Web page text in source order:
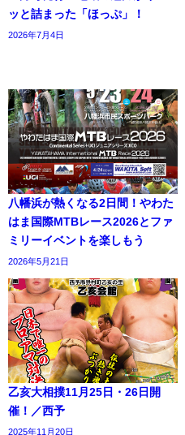
ッと詰まった「ほっぷ」！
2026年7月4日
八幡浜が熱くなる2日間！やわた
はま国際MTBレース2026とファ
ミリーイベントを楽しもう
2026年5月21日
乙亥大相撲11月25日・26日開
催！／西予
2025年11月20日